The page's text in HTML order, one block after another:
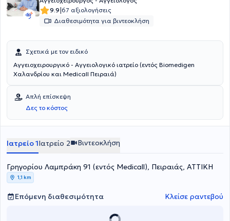
9.9|67 αξιολογήσεις
Διαθεσιμότητα για βιντεοκλήση
Σχετικά με τον ειδικό
Αγγειοχειρουργικό - Αγγειολογικό ιατρείο (εντός Biomedigen
Χαλανδρίου και Medicall Πειραιά)
Απλή επίσκεψη
Δες το κόστος
Ιατρείο 1Ιατρείο 2 Βιντεοκλήση
Γρηγορίου Λαμπράκη 91 (εντός Medicall), Πειραιάς, ΑΤΤΙΚΗ
1,1 km
Επόμενη διαθεσιμότητα Κλείσε ραντεβού